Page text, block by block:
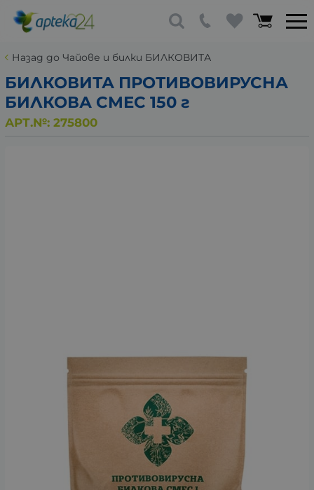
Назад до Чайове и билки БИЛКОВИТА
БИЛКОВИТА ПРОТИВОВИРУСНА
БИЛКОВА СМЕС 150 г
АРТ.№: 275800